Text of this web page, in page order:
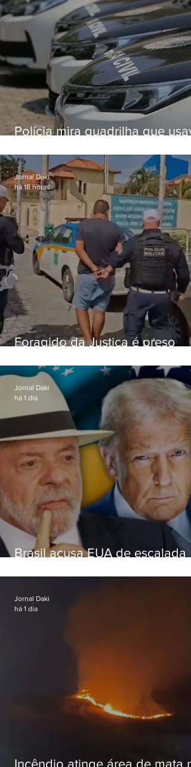
Polícia mira quadrilha que
o Comando Vermelho
Foragido da Justiça é preso
RJ-106, em Maricá
Jornal Daki
há 18 horas
Brasil acusa EUA de escalada
embaixadora
Jornal Daki
há 1 dia
Incêndio atinge área de mata
Jornal Daki
há 1 dia